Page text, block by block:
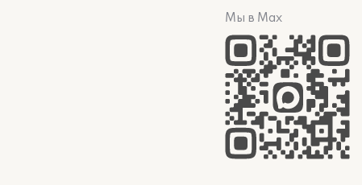
Мы в Max